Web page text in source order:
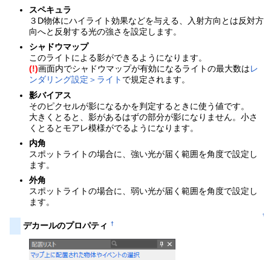
スペキュラ
３D物体にハイライト効果などを与える、入射方向とは反対方
向へと反射する光の強さを設定します。
シャドウマップ
このライトによる影ができるようになります。
(!)画面内でシャドウマップが有効になるライトの最大数はレ
ンダリング設定＞ライト で規定されます。
影バイアス
そのピクセルが影になるかを判定するときに使う値です。
大きくとると、影があるはずの部分が影になりません。小さ
くとるとモアレ模様がでるようになります。
内角
スポットライトの場合に、強い光が届く範囲を角度で設定し
ます。
外角
スポットライトの場合に、弱い光が届く範囲を角度で設定し
ます。
↑
デカールのプロパティ †